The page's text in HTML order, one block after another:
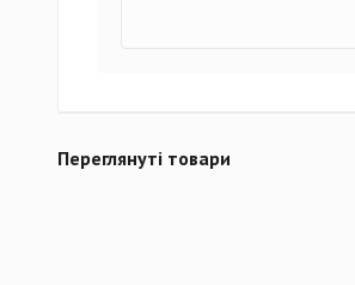
Переглянуті товари